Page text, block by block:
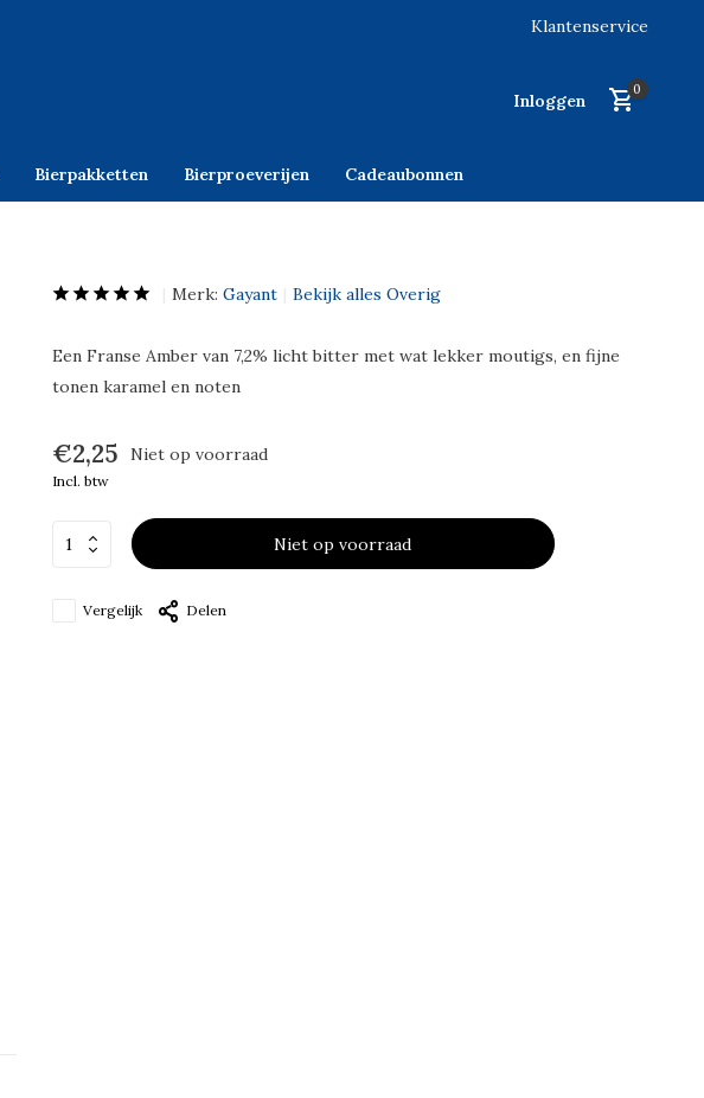
Klantenservice
Inloggen
0
Bierpakketten Bierproeverijen Cadeaubonnen
Merk: Gayant Bekijk alles Overig
Een Franse Amber van 7,2% licht bitter met wat lekker moutigs, en fijne
tonen karamel en noten
€2,25 Niet op voorraad
Incl. btw
Niet op voorraad
Vergelijk Delen